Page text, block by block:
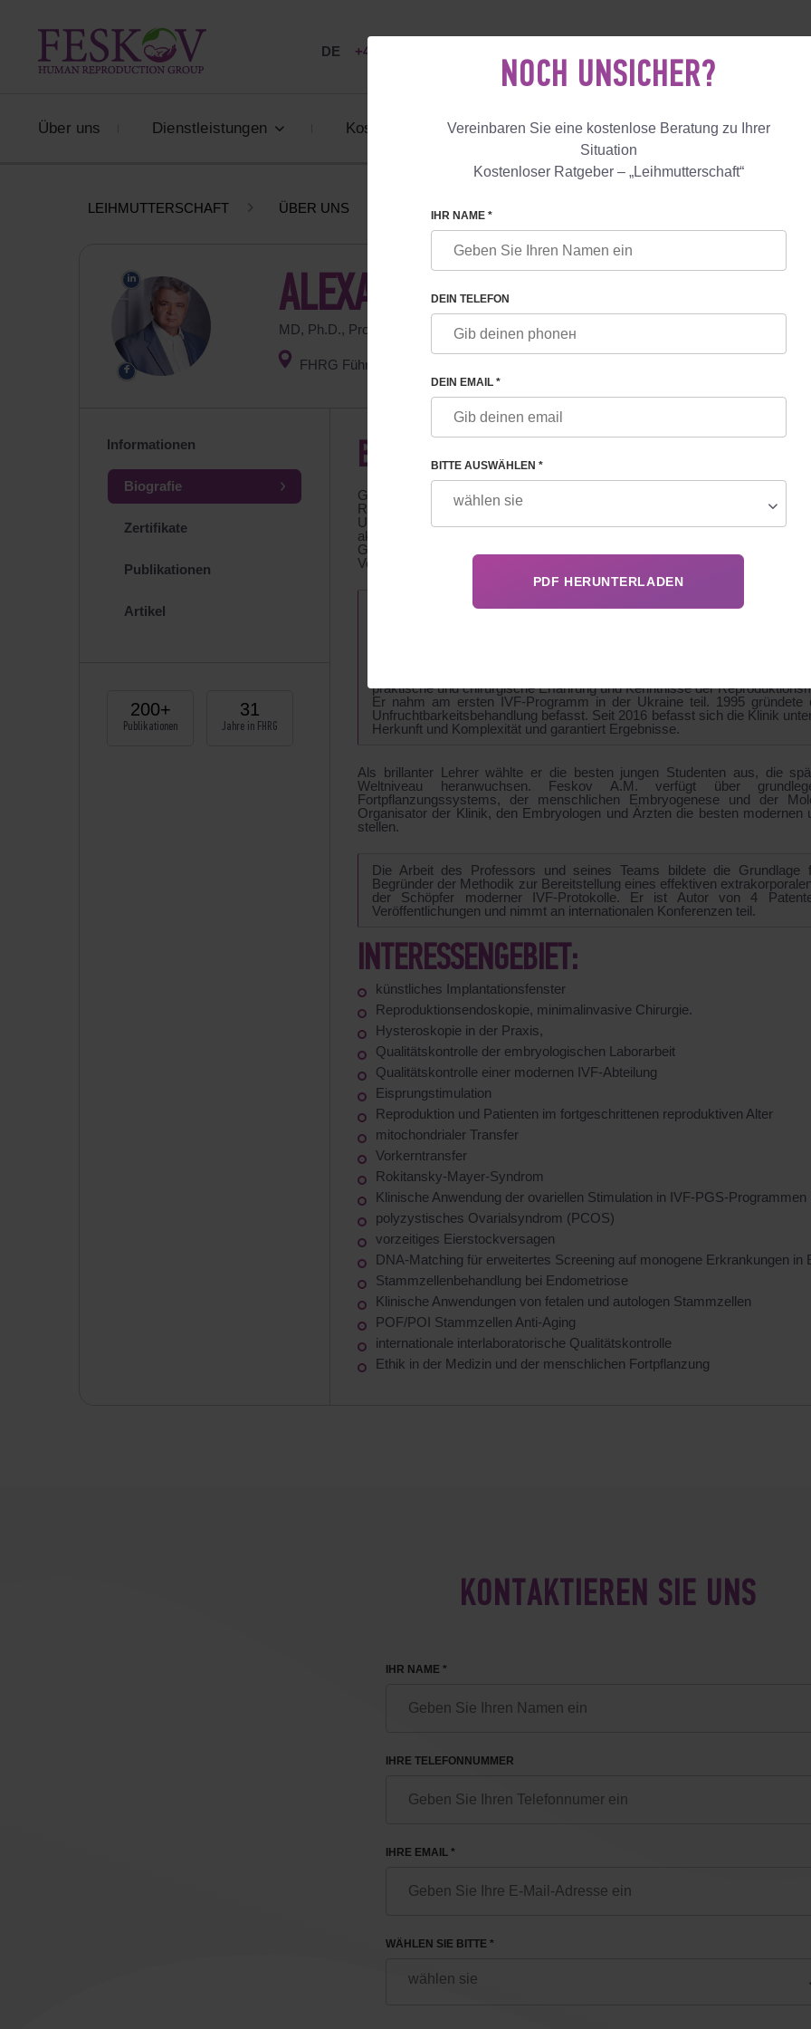
DE +49 800 18 040 53
Über uns Dienstleistungen Kosten Bewertungen Blog Lösungen
LEIHMUTTERSCHAFT ÜBER UNS ALEXANDER MIKHAILOVICH FESKOV
ALEXANDER MIKHAILOVICH FESKOV
MD, Ph.D., Professor, Gründer und Direktor der Feskov Human Reproduction Group,
FHRG Führung
Informationen
Biografie
Zertifikate
Publikationen
Artikel
200+
Publikationen
31
Jahre in FHRG
BIOGRAFIE
Gründer und ideologischer Inspirator der gleichnamigen Klinik, Professor
Reproduktionsendokrinologie und endoskopischen Chirurgie. Chefarzt,
Ultraschallarzt. Mitglied der Europäischen Vereinigung der
aktives Mitglied des Präsidiums der Ukrainischen Vereinigung für
Geburtshelfer und Gynäkologen der Ukraine und der Amerikanischen
Vorsitzender der Ukrainischen Gesellschaft für Gendermedizin.
1982 schloss er sein Studium an der Nationalen Medizinischen
zum Doktor der medizinischen Wissenschaften ernannt. 2002
Einfluss von Stimulationsinduktoren auf den Zustand des
höchste Zertifizierungskategorie in den folgenden Fachgebieten:
Bis 1995 arbeitete Alexander Mikhailovich lange Zeit als
praktische und chirurgische Erfahrung und Kenntnisse der
Er nahm am ersten IVF-Programm in der Ukraine teil. 1995
Unfruchtbarkeitsbehandlung befasst. Seit 2016 befasst sich die Klinik
Herkunft und Komplexität und garantiert Ergebnisse.
Als brillanter Lehrer wählte er die besten jungen Studenten aus, die
Weltniveau heranwuchsen. Feskov A.M. verfügt über
Fortpflanzungssystems, der menschlichen Embryogenese und der
Organisator der Klinik, den Embryologen und Ärzten die besten
stellen.
Die Arbeit des Professors und seines Teams bildete die
Begründer der Methodik zur Bereitstellung eines effektiven
der Schöpfer moderner IVF-Protokolle. Er ist Autor von 4
Veröffentlichungen und nimmt an internationalen Konferenzen teil.
INTERESSENGEBIET:
künstliches Implantationsfenster
Reproduktionsendoskopie, minimalinvasive Chirurgie.
Hysteroskopie in der Praxis,
Qualitätskontrolle der embryologischen Laborarbeit
Qualitätskontrolle einer modernen IVF-Abteilung
Eisprungstimulation
Reproduktion und Patienten im fortgeschrittenen reproduktiven Alter
mitochondrialer Transfer
Vorkerntransfer
Rokitansky-Mayer-Syndrom
Klinische Anwendung der ovariellen Stimulation in IVF-PGS-Programmen
polyzystisches Ovarialsyndrom (PCOS)
vorzeitiges Eierstockversagen
DNA-Matching für erweitertes Screening auf monogene Erkrankungen in
Stammzellenbehandlung bei Endometriose
Klinische Anwendungen von fetalen und autologen Stammzellen
POF/POI Stammzellen Anti-Aging
internationale interlaboratorische Qualitätskontrolle
Ethik in der Medizin und der menschlichen Fortpflanzung
KONTAKTIEREN SIE UNS
IHR NAME *
IHRE TELEFONNUMMER
IHRE EMAIL *
WÄHLEN SIE BITTE *
NOCH UNSICHER?
Vereinbaren Sie eine kostenlose Beratung zu Ihrer
Situation
Kostenloser Ratgeber – „Leihmutterschaft“
IHR NAME *
DEIN TELEFON
DEIN EMAIL *
BITTE AUSWÄHLEN *